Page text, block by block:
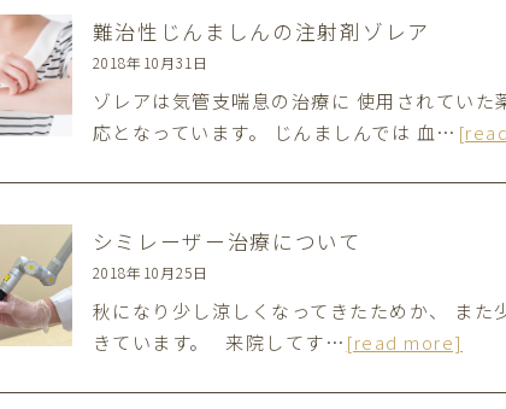
難治性じんましんの注射剤ゾレア
2018年10月31日
ゾレアは気管支喘息の治療に 使用されてい
応となっています。 じんましんでは 血…
シミレーザー治療について
2018年10月25日
秋になり少し涼しくなってきたためか、 ま
きています。 来院してす… [read more]